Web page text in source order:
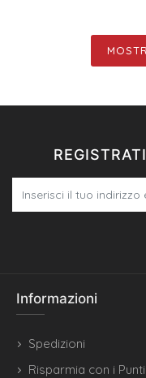
Informazioni
Spedizioni
Risparmia con i